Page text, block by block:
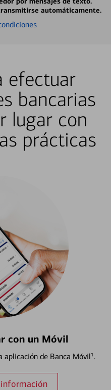
automáticamente.
efectuar
bancarias
lugar con
prácticas
con un Móvil
aplicación de Banca Móvil¹.